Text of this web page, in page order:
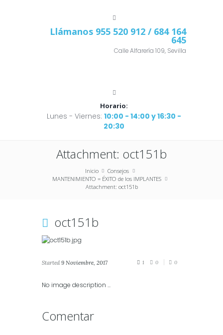
Llámanos 955 520 912 / 684 164
645
Calle Alfarería 109, Sevilla
Horario:
Lunes - Viernes: 10:00 - 14:00 y 16:30 -
20:30
Attachment: oct151b
Inicio
Consejos
MANTENIMIENTO = ÉXITO de los IMPLANTES
Attachment: oct151b
oct151b
Started 9 Noviembre, 2017 1 0 0
No image description ...
Comentar